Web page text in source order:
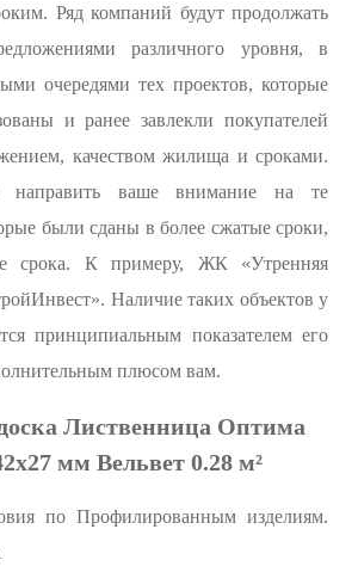
Ряд компаний будут продолжать
различного уровня, в
очередями тех проектов, которые
и ранее завлекли покупателей
качеством жилища и сроками.
направить ваше внимание на те
были сданы в более сжатые сроки,
срока. К примеру, ЖК «Утренняя
Наличие таких объектов у
принципиальным показателем его
плюсом вам.
Лиственница Оптима
мм Вельвет 0.28 м²
по Профилированным изделиям.